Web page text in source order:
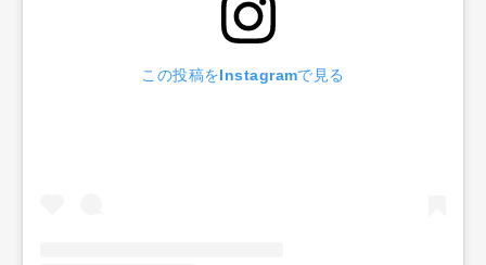
この投稿をInstagramで見る